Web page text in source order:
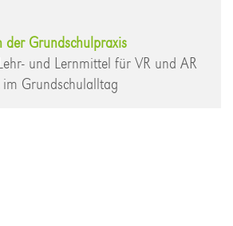
der Grundschulpraxis
und Lernmittel für VR und AR
Grundschulalltag